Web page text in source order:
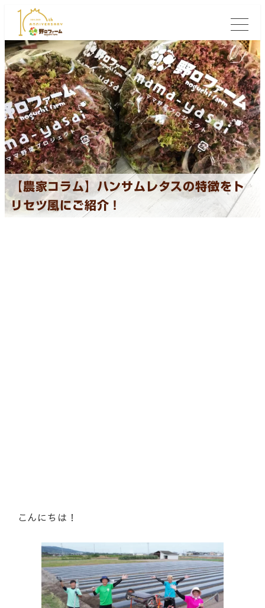
【農家コラム】ハンサムレタスの特徴をト
リセツ風にご紹介！
こんにちは！